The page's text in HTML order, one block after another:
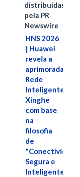
distribuídas
pela PR
Newswire
HNS 2026
| Huawei
revela a
aprimorada
Rede
Inteligente
Xinghe
com base
na
filosofia
de
"Conectividade
Segura e
Inteligente"